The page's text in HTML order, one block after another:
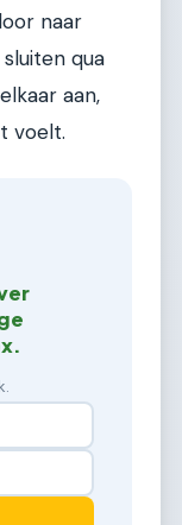
naar
qua
aan,
voelt.